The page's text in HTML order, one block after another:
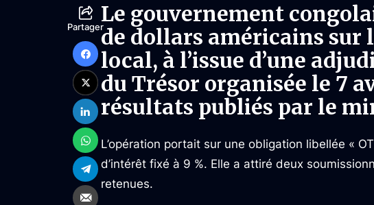
PartagerLe gouvernement
de dollars américains sur
local, à l’issue d’une
du Trésor organisée le 7
résultats publiés par le
L’opération portait sur une obligation libellée «
d’intérêt fixé à 9 %. Elle a attiré deux
retenues.